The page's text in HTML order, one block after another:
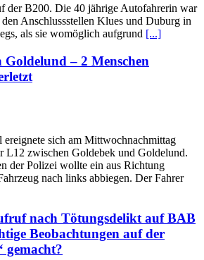
der B200. Die 40 jährige Autofahrerin war
Anschlussstellen Klues und Duburg in
als sie womöglich aufgrund [...]
– 2 Menschen
sich am Mittwochnachmittag
L12 zwischen Goldebek und Goldelund.
der Polizei wollte ein aus Richtung
nach links abbiegen. Der Fahrer
nach Tötungsdelikt auf BAB
Beobachtungen auf der
gemacht?